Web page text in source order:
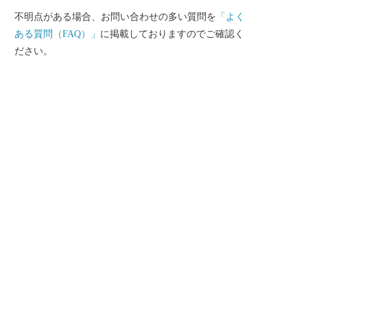
不明点がある場合、お問い合わせの多い質問を 「よく
ある質問（FAQ）」 に掲載しておりますのでご確認く
ださい。